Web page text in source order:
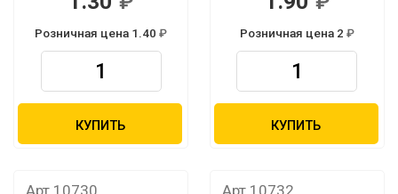
Розничная цена 1.40
КУПИТЬ
Розничная цена 2
КУПИТЬ
Арт.10730 Арт.10732